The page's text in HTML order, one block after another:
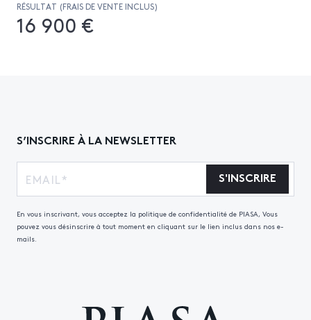
RÉSULTAT (FRAIS DE VENTE INCLUS)
16 900 €
S’INSCRIRE À LA NEWSLETTER
S'INSCRIRE
En vous inscrivant, vous acceptez la politique de confidentialité de PIASA, Vous
pouvez vous désinscrire à tout moment en cliquant sur le lien inclus dans nos e-
mails.